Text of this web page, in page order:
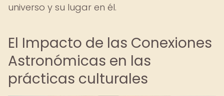
universo y su lugar en él.
El Impacto de las Conexiones
Astronómicas en las
prácticas culturales